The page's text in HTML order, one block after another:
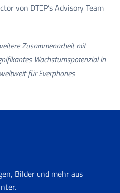
von DTCP’s Advisory Team
Zusammenarbeit mit
Wachstumspotenzial in
für Everphones
Bilder und mehr aus